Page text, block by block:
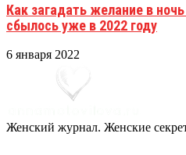
Как загадать желание в
сбылось уже в 2022 году
6 января 2022
Женский журнал. Женские